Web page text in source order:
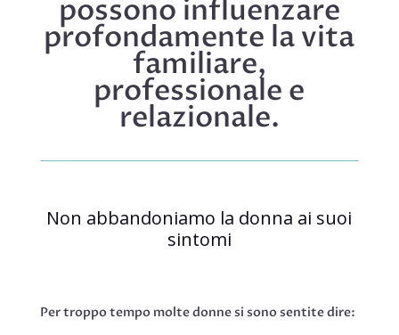
possono influenzare
profondamente la vita
familiare,
professionale e
relazionale.
Non abbandoniamo la donna ai suoi
sintomi
Per troppo tempo molte donne si sono sentite dire: